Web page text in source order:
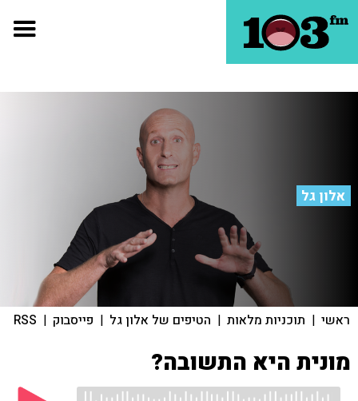
אלון גל
ראשי | תוכניות מלאות | הטיפים של אלון גל | פייסבוק |
RSS
מונית היא התשובה?